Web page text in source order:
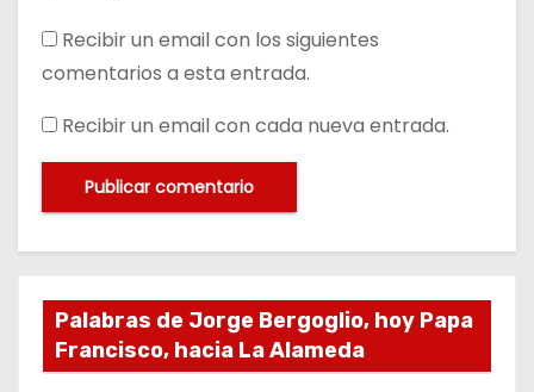
Recibir un email con los siguientes
comentarios a esta entrada.
Recibir un email con cada nueva entrada.
Palabras de Jorge Bergoglio, hoy Papa
Francisco, hacia La Alameda